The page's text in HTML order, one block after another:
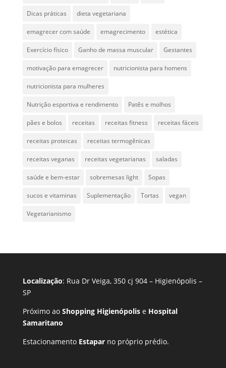
Dicas práticas dieta vegetariana
emagrecer com saúde emagrecimento estética
Exercício físico Ganho de massa muscular Gestantes
motivação para emagrecer nutricionista para homens
nutricionista para mulheres
Nutrição esportiva e rendimento Patês e molhos
pães e bolos receitas receitas fitness receitas fáceis
receitas proteicas receitas termogênicas
receitas veganas receitas vegetarianas saladas
saúde e bem-estar sobremesas light Sopas
sucos e vitaminas Suplementação Tortas vegan
Vegetarianismo
Localização: Rua Dr Veiga, 350 cj 904 – Higienópolis –
SP
Próximo ao Shopping Higienópolise Hospital
Samaritano
Estacionamento Estaparno próprio prédio.